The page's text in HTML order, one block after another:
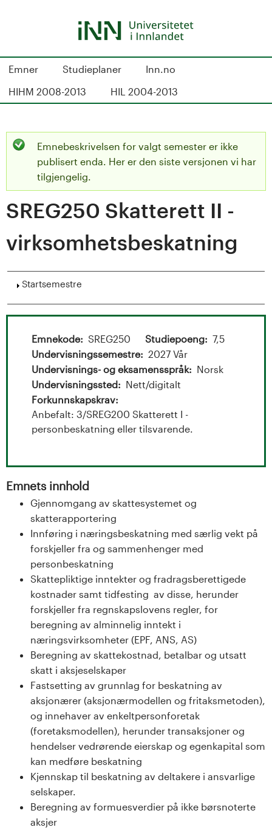
S
d
e
k
a
t
a
v
Emner Studieplaner
Inn.no
HIHM 2008-2013
HIL 2004-2013
S
t
a
t
s
m
e
l
d
i
n
g
Emnebeskrivelsen for valgt semester er ikke
publisert enda. Her er den siste versjonen vi har
tilgjengelig.
SREG250 Skatterett II -
virksomhetsbeskatning
Vis
Startsemestre
Emnekode SREG250 Studiepoeng
7,5
Undervisningssemestre
2027 Vår
Undervisnings- og eksamensspråk
Norsk
Undervisningssted
Nett/digitalt
Forkunnskapskrav
Anbefalt: 3/SREG200 Skatterett I -
personbeskatning eller tilsvarende.
Emnets innhold
Gjennomgang av skattesystemet og
skatterapportering
Innføring i næringsbeskatning med særlig vekt på
forskjeller fra og sammenhenger med
personbeskatning
Skattepliktige inntekter og fradragsberettigede
kostnader samt tidfesting av disse, herunder
forskjeller fra regnskapslovens regler, for
beregning av alminnelig inntekt i
næringsvirksomheter (EPF, ANS, AS)
Beregning av skattekostnad, betalbar og utsatt
skatt i aksjeselskaper
Fastsetting av grunnlag for beskatning av
aksjonærer (aksjonærmodellen og fritaksmetoden),
og innehaver av enkeltpersonforetak
(foretaksmodellen), herunder transaksjoner og
hendelser vedrørende eierskap og egenkapital som
kan medføre beskatning
Kjennskap til beskatning av deltakere i ansvarlige
selskaper.
Beregning av formuesverdier på ikke børsnoterte
aksjer